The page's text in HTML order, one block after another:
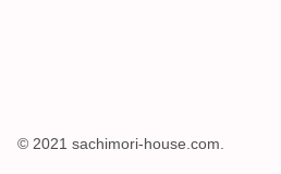
© 2021 sachimori-house.com.